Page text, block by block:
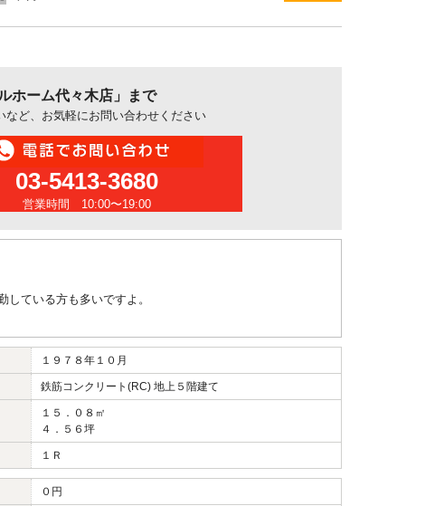
ホーム代々木店」まで
ど、お気軽にお問い合わせください
03-5413-3680
営業時間 10:00〜19:00
ている方も多いですよ。
１９７８年１０月
鉄筋コンクリート(RC) 地上５階建て
１５．０８㎡
４．５６坪
１Ｒ
０円